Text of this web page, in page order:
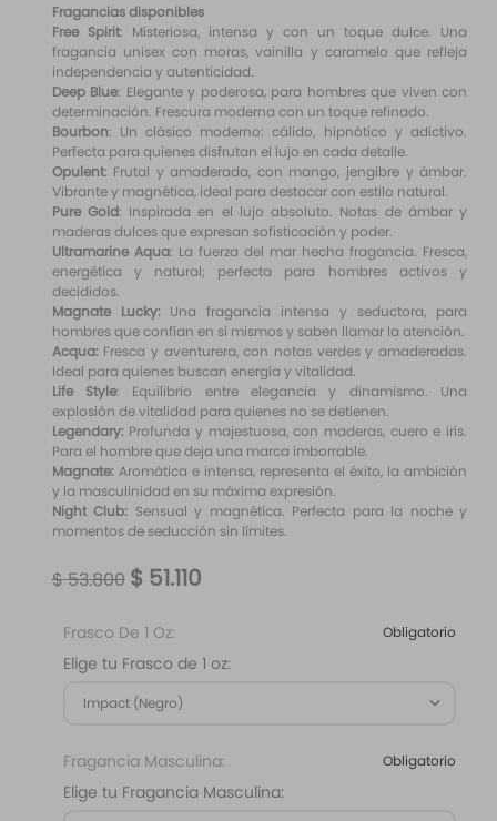
Fragancias disponibles
Free Spirit: Misteriosa, intensa y con un toque dulce. Una
fragancia unisex con moras, vainilla y caramelo que refleja
independencia y autenticidad.
Deep Blue: Elegante y poderosa, para hombres que viven con
determinación. Frescura moderna con un toque refinado.
Bourbon: Un clásico moderno: cálido, hipnótico y adictivo.
Perfecta para quienes disfrutan el lujo en cada detalle.
Opulent: Frutal y amaderada, con mango, jengibre y ámbar.
Vibrante y magnética, ideal para destacar con estilo natural.
Pure Gold: Inspirada en el lujo absoluto. Notas de ámbar y
maderas dulces que expresan sofisticación y poder.
Ultramarine Aqua: La fuerza del mar hecha fragancia. Fresca,
energética y natural; perfecta para hombres activos y
decididos.
Magnate Lucky: Una fragancia intensa y seductora, para
hombres que confían en sí mismos y saben llamar la atención.
Acqua: Fresca y aventurera, con notas verdes y amaderadas.
Ideal para quienes buscan energía y vitalidad.
Life Style: Equilibrio entre elegancia y dinamismo. Una
explosión de vitalidad para quienes no se detienen.
Legendary: Profunda y majestuosa, con maderas, cuero e iris.
Para el hombre que deja una marca imborrable.
Magnate: Aromática e intensa, representa el éxito, la ambición
y la masculinidad en su máxima expresión.
Night Club: Sensual y magnética. Perfecta para la noche y
momentos de seducción sin límites.
$53.800 $ 51.110
Frasco De 1 Oz: Obligatorio
Elige tu Frasco de 1 oz:
Impact (Negro)
Fragancia Masculina: Obligatorio
Elige tu Fragancia Masculina: